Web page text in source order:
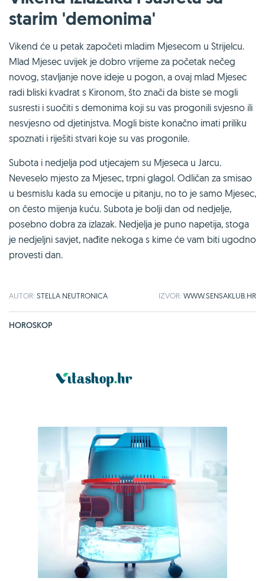
starim 'demonima'
Vikend će u petak započeti mladim Mjesecom u Strijelcu.
Mlad Mjesec uvijek je dobro vrijeme za početak nečeg
novog, stavljanje nove ideje u pogon, a ovaj mlad Mjesec
radi bliski kvadrat s Kironom, što znači da biste se mogli
susresti i suočiti s demonima koji su vas progonili svjesno ili
nesvjesno od djetinjstva. Mogli biste konačno imati priliku
spoznati i riješiti stvari koje su vas progonile.
Subota i nedjelja pod utjecajem su Mjeseca u Jarcu.
Neveselo mjesto za Mjesec, trpni glagol. Odličan za smisao
u besmislu kada su emocije u pitanju, no to je samo Mjesec,
on često mijenja kuću. Subota je bolji dan od nedjelje,
posebno dobra za izlazak. Nedjelja je puno napetija, stoga
je nedjeljni savjet, nađite nekoga s kime će vam biti ugodno
provesti dan.
AUTOR: STELLA NEUTRONICA IZVOR: WWW.SENSAKLUB.HR
HOROSKOP